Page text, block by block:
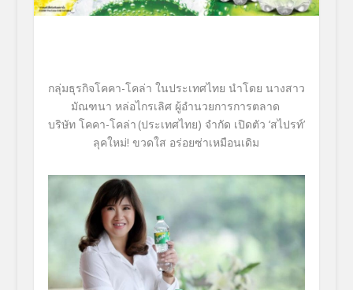
กลุ่มธุรกิจโคคา-โคล่า ในประเทศไทย นำโดย นางสาว
มัณฑนา หล่อไกรเลิศ ผู้อำนวยการการตลาด
บริษัท โคคา-โคล่า (ประเทศไทย) จำกัด เปิดตัว ‘สไปรท์’
ลุคใหม่! ขวดใส อร่อยซ่าเหมือนเดิม